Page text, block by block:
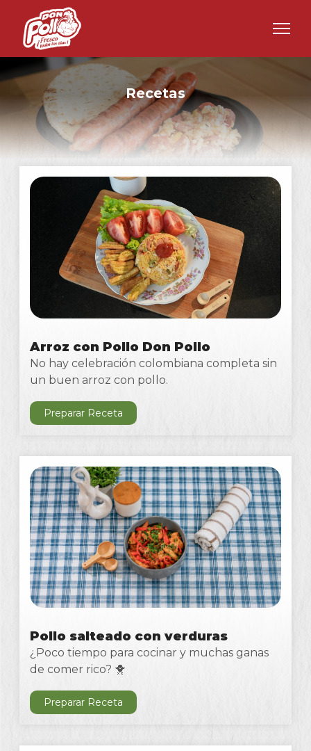
Recetas
Arroz con Pollo Don Pollo
No hay celebración colombiana completa sin
un buen arroz con pollo.
Preparar Receta
Pollo salteado con verduras
¿Poco tiempo para cocinar y muchas ganas
de comer rico? 🐥
Preparar Receta